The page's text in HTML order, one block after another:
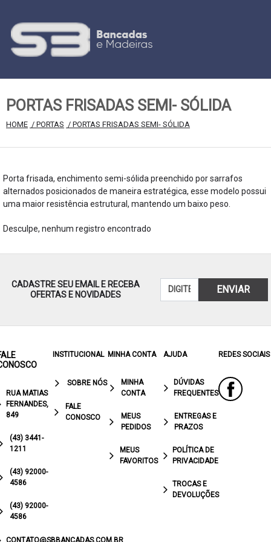
PORTAS FRISADAS SEMI- SÓLIDA
HOME / PORTAS / PORTAS FRISADAS SEMI- SÓLIDA
Porta frisada, enchimento semi-sólida preenchido por sarrafos
alternados posicionados de maneira estratégica, esse modelo possui
uma maior resistência estrutural, mantendo um baixo peso.
Desculpe, nenhum registro encontrado
CADASTRE SEU EMAIL E RECEBA
OFERTAS E NOVIDADES
ENVIAR
RUA MATIAS
FERNANDES,
849
(43) 3441-
1211
(43) 92000-
4586
(43) 92000-
4586
CONTATO@SBBANCADAS.COM.BR
INSTITUCIONAL
SOBRE NÓS
FALE
CONOSCO
MINHA CONTA
MINHA
CONTA
MEUS
PEDIDOS
MEUS
FAVORITOS
AJUDA
DÚVIDAS
FREQUENTES
ENTREGAS E
PRAZOS
POLÍTICA DE
PRIVACIDADE
TROCAS E
DEVOLUÇÕES
REDES SOCIAIS